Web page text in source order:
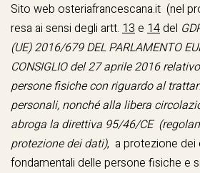
Sito web osteriafrancescana.it (nel
resa ai sensi degli artt. 13e 14del
(UE) 2016/679 DEL PARLAMENTO
CONSIGLIO del 27 aprile 2016
persone fisiche con riguardo al
personali, nonché alla libera
abroga la direttiva 95/46/CE
protezione dei dati), a protezione dei
fondamentali delle persone fisiche e